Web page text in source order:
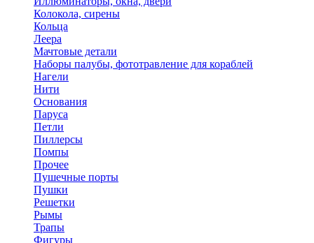
Колокола, сирены
Кольца
Леера
Мачтовые детали
Наборы палубы, фототравление для кораблей
Нагели
Нити
Основания
Паруса
Петли
Пиллерсы
Помпы
Прочее
Пушечные порты
Пушки
Решетки
Рымы
Трапы
Фигуры